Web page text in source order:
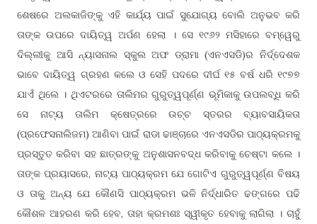
ଶେଷରେ ଅଲକାଜିଙ୍କୁ ଏହି କାର୍ଯ୍ୟ ପାଇଁ ସୁଯୋଗ୍ୟ ବୋଲି ଅନୁଭବ କରି
ତାଙ୍କ ଉପରେ ଦାୟିତ୍ୱ ଅର୍ପଣ ହେଲା । ସେ ୧୯୬୨ ମସିହାରେ ବମ୍ୱେରୁ
ଦିଲ୍ଲୀକୁ ଆସି ନ୍ୟାସନାଲ ସ୍କୁଲ ଅଫ ଡ୍ରାମା (ଏନଏସଡି)ର ନିର୍ଦ୍ଦେଶକ
ଭାବେ ଦାୟିତ୍ୱ ଗ୍ରହଣ କଲେ ଓ ସେହି ପଦରେ ଦୀର୍ଘ ୧୫ ବର୍ଷ ଧରି ୧୯୭୭
ଯାଏଁ ଥିଲେ । ଥିଏଟରରେ ତାଲିମର ଗୁରୁତ୍ୱପୂର୍ଣ୍ଣ ଭୂମିକାକୁ ଉପଲବ୍ଧି କରି
ସେ ନାଟ୍ୟ ତାଲିମ କ୍ଷେତ୍ରରେ ଉଚ୍ଚ ସ୍ତରର ବ୍ୟାବସାୟିକତା
(ପ୍ରଫେସନାଲିଜମ) ଆଣିବା ପାଇଁ ରାଡା ଢାଞ୍ଚାରେ ଏନଏସଡିର ପାଠ୍ୟକ୍ରମକୁ
ପ୍ରସ୍ତୁତ କରିବା ସହ ଛାତ୍ରଙ୍କୁ ଅନୁଶାସନବଦ୍ଧ କରିବାକୁ ଚେଷ୍ଟା କଲେ ।
ତାଙ୍କ ପ୍ରୟାସରେ, ନାଟ୍ୟ ପାଠ୍ୟକ୍ରମ ଯେ ଗୋଟିଏ ଗୁରୁତ୍ୱପୂର୍ଣ୍ଣ ବିଷୟ
ଓ ତାକୁ ଅନ୍ୟ ଯେ କୌଣସି ପାଠ୍ୟକ୍ରମ ଭଳି ନିର୍ଦ୍ଧାରିତ ଢଙ୍ଗରେ ପଢି
କୌଶଳ ଆହରଣ କରି ହେବ, ତାହା କ୍ରମଶଃ ସ୍ୱୀକୃତ ହେବାକୁ ଲାଗିଲା । ଚାହୁଁ